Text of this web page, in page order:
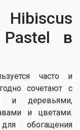
Pastel в
часто и
сочетают с
и деревьями,
и цветами.
обогащения